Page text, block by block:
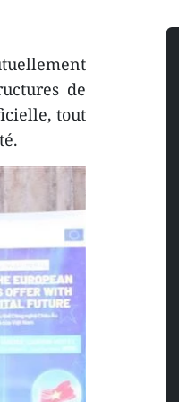
de
tout